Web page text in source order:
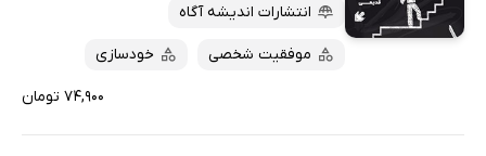
انتشارات اندیشه آگاه
موفقیت شخصی خودسازی
۷۴,۹۰۰ تومان